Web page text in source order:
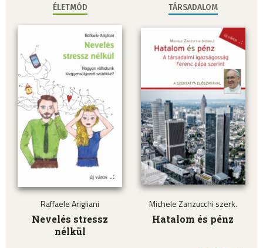
ÉLETMÓD
Raffaele Arigliani
Nevelés stressz
nélkül
TÁRSADALOM
Michele Zanzucchi szerk.
Hatalom és pénz